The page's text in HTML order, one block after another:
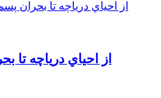
از احياي درياچه تا